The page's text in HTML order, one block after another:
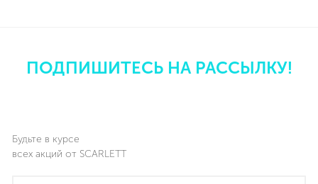
ПОДПИШИТЕСЬ НА РАССЫЛКУ!
Будьте в курсе
всех акций от SCARLETT